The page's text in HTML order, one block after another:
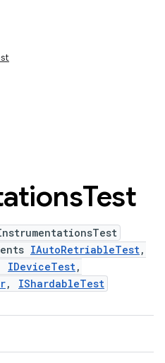
Test
IAutoRetriableTest,
IDeviceTest,
, IShardableTest